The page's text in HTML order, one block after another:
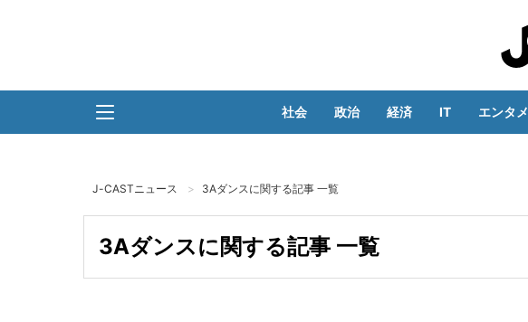
社会 政治 経済 IT エンタメ
J-CASTニュース 3Aダンスに関する記事 一覧
3Aダンスに関する記事 一覧